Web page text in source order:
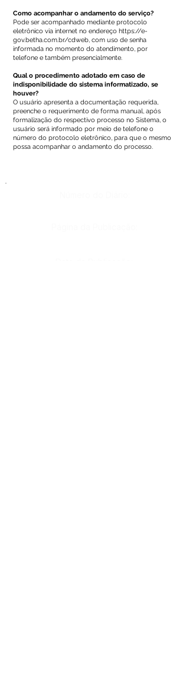
Como acompanhar o andamento do serviço?
Pode ser acompanhado mediante protocolo
eletrônico via internet no endereço https://e-
gov.betha.com.br/cdweb, com uso de senha
informada no momento do atendimento, por
telefone e também presencialmente.
Qual o procedimento adotado em caso de
indisponibilidade do sistema informatizado, se
houver?
O usuário apresenta a documentação requerida,
preenche o requerimento de forma manual, após
formalização do respectivo processo no Sistema, o
usuário será informado por meio de telefone o
número do protocolo eletrônico, para que o mesmo
possa acompanhar o andamento do processo.